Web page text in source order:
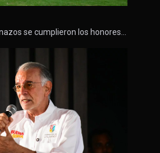
se cumplieron los honores…